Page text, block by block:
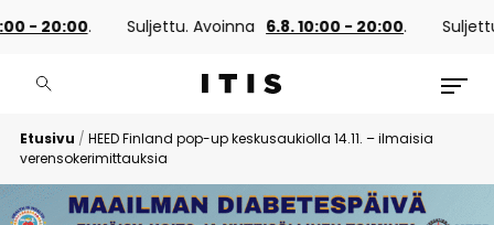
20:00. Suljettu. Avoinna 6.8. 10:00 - 20:00. Suljettu.
Etusivu / HEED Finland pop-up keskusaukiolla 14.11. – ilmaisia
verensokerimittauksia